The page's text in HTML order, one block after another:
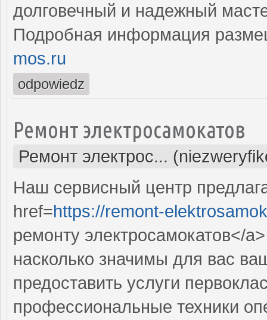
долговечный и надежный
Подробная информация
mos.ru
odpowiedz
Ремонт электросамокатов
Ремонт электрос...
Наш сервисный центр
href=https://remont-
ремонту электросамокатов</
насколько значимы для вас
предоставить услуги
профессиональные техники